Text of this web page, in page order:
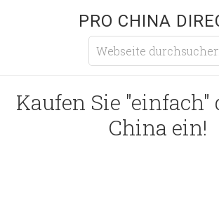
PRO CHINA
Kaufen Sie
China ein!